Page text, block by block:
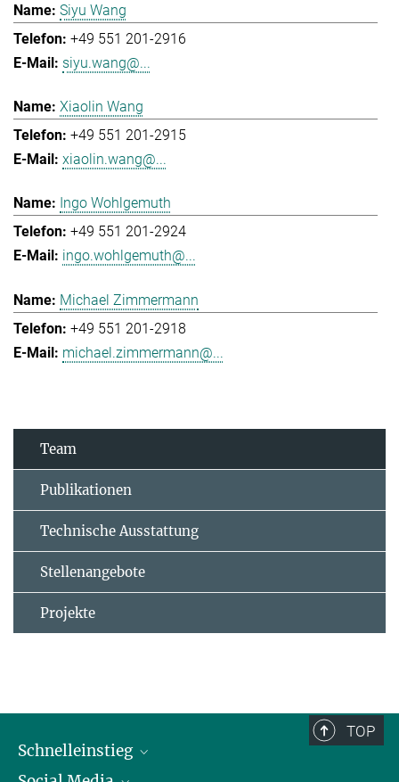
Siyu Wang
+49 551 201-2916
siyu.wang@...
Xiaolin Wang
+49 551 201-2915
xiaolin.wang@...
Ingo Wohlgemuth
+49 551 201-2924
ingo.wohlgemuth@...
Michael Zimmermann
+49 551 201-2918
michael.zimmermann@...
Team
Publikationen
Technische Ausstattung
Stellenangebote
Projekte
TOP
Schnelleinstieg